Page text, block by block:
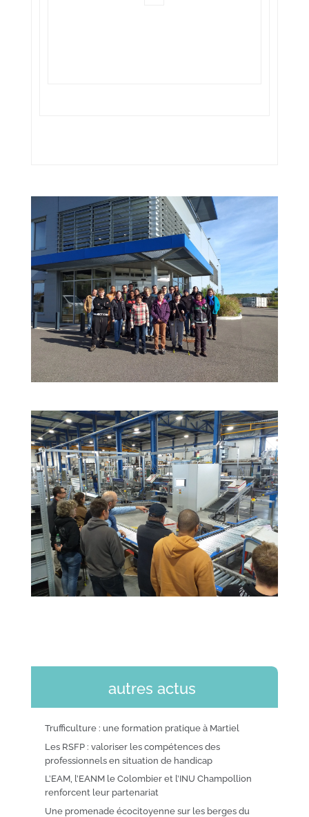
autres actus
Trufficulture : une formation pratique à Martiel
Les RSFP : valoriser les compétences des
professionnels en situation de handicap
L’EAM, l’EANM le Colombier et l’INU Champollion
renforcent leur partenariat
Une promenade écocitoyenne sur les berges du